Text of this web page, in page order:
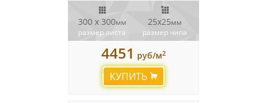
300 x 300мм
размер листа
25х25мм
размер чипа
4451 руб/м2
КУПИТЬ